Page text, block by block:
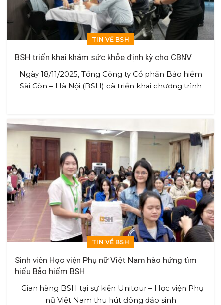
TIN VỀ BSH
BSH triển khai khám sức khỏe định kỳ cho CBNV
Ngày 18/11/2025, Tổng Công ty Cổ phần Bảo hiểm
Sài Gòn – Hà Nội (BSH) đã triển khai chương trình
TIN VỀ BSH
Sinh viên Học viện Phụ nữ Việt Nam hào hứng tìm
hiểu Bảo hiểm BSH
Gian hàng BSH tại sự kiện Unitour – Học viện Phụ
nữ Việt Nam thu hút đông đảo sinh